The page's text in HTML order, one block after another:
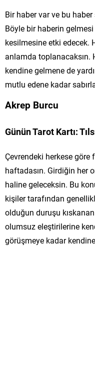
Bir haber var ve bu
Böyle bir haberin gelmesi
kesilmesine etki edecek.
anlamda toplanacaksın.
kendine gelmene de
mutlu edene kadar
Akrep Burcu
Günün Tarot Kartı:
Çevrendeki herkese göre
haftadasın. Girdiğin her
haline geleceksin. Bu
kişiler tarafından
olduğun duruşu
olumsuz eleştirilerine
görüşmeye kadar